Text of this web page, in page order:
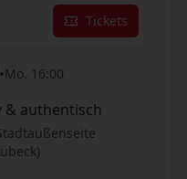
Tickets
•Mo. 16:00
authentisch